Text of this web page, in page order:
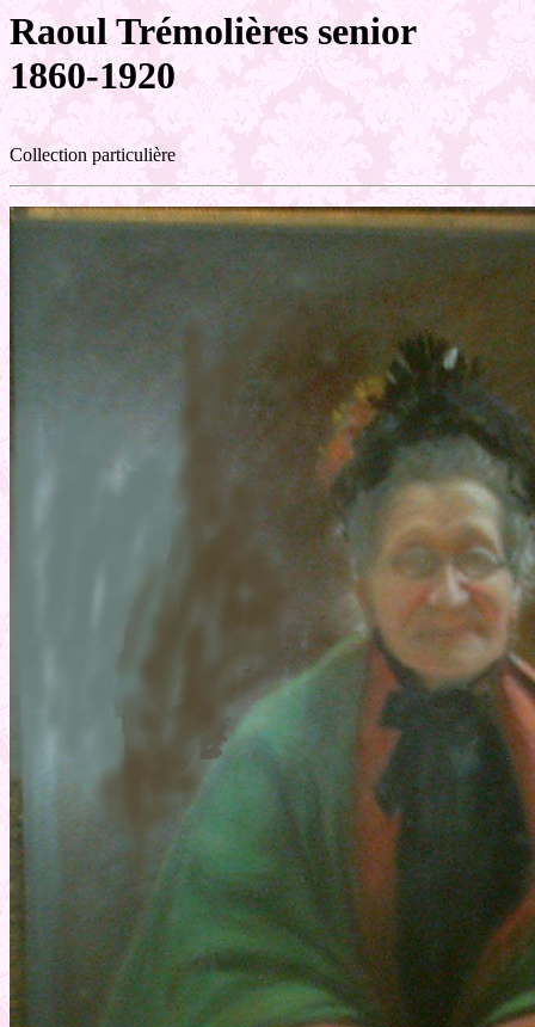
Raoul Trémolières senior
1860-1920
Collection particulière